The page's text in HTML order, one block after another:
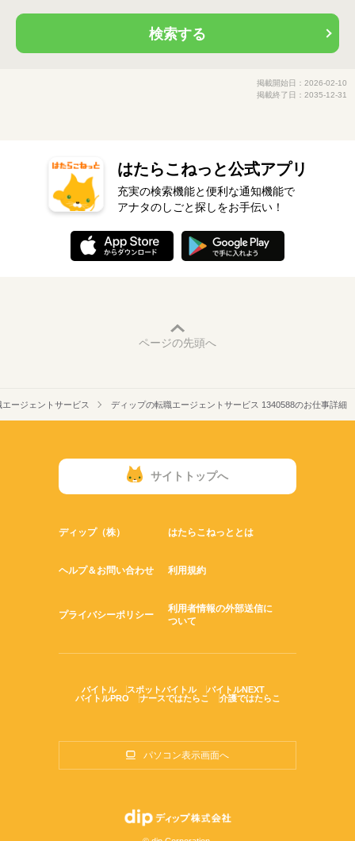
検索する
掲載開始日：2026-02-10
掲載終了日：2035-12-31
はたらこねっと公式アプリ
充実の検索機能と便利な通知機能で
アナタのしごと探しをお手伝い！
ページの先頭へ
ージェントサービス ディップの転職エージェントサービス 1340588のお仕事詳細
サイトトップへ
ディップ（株） はたらこねっととは
ヘルプ＆お問い合わせ 利用規約
プライバシーポリシー
利用者情報の外部送信に
ついて
バイトル スポットバイトル
バイトルNEXT
バイトルPRO
ナースではたらこ 介護ではたらこ
パソコン表示画面へ